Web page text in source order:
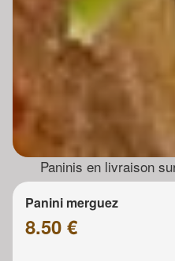
Paninis en livraison
Panini merguez
8.50 €